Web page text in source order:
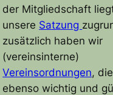
der Mitgliedschaft
unsere Satzung
zusätzlich haben wir
(vereinsinterne)
Vereinsordnungen, die
ebenso wichtig und